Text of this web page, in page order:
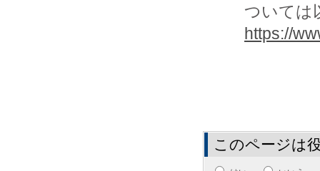
ついては
https://
このページは